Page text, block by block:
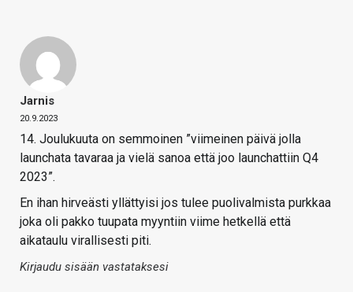
Jarnis
20.9.2023
14. Joulukuuta on semmoinen ”viimeinen päivä jolla
launchata tavaraa ja vielä sanoa että joo launchattiin Q4
2023”.
En ihan hirveästi yllättyisi jos tulee puolivalmista purkkaa
joka oli pakko tuupata myyntiin viime hetkellä että
aikataulu virallisesti piti.
Kirjaudu sisään vastataksesi